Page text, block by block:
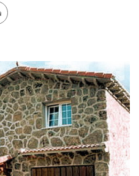
Imprimir